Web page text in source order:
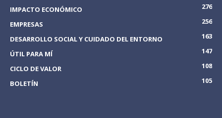
IMPACTO ECONÓMICO
276
EMPRESAS
256
DESARROLLO SOCIAL Y CUIDADO DEL ENTORNO
163
ÚTIL PARA MÍ
147
CICLO DE VALOR
108
BOLETÍN
105